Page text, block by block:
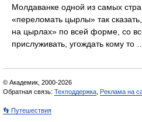
Молдаванке одной из самых
«переломать цырлы» так
на цырлах» по всей форме, со
прислуживать, угождать кому то
© Академик, 2000-2026
Обратная связь: Техподдержка Реклама на
👣 Путешествия